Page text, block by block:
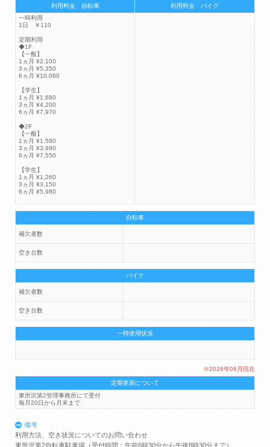
利用料金 自転車
利用料金 バイク
一時利用
1日 ￥110
定期利用
◆1F
【一般】
1ヵ月 ¥2,100
3ヵ月 ¥5,350
6ヵ月 ¥10,060
【学生】
1ヵ月 ¥1,680
3ヵ月 ¥4,200
6ヵ月 ¥7,970
◆2F
【一般】
1ヵ月 ¥1,580
3ヵ月 ¥3,990
6ヵ月 ¥7,550
【学生】
1ヵ月 ¥1,260
3ヵ月 ¥3,150
6ヵ月 ¥5,980
自転車
補欠者数
空き台数
バイク
補欠者数
空き台数
一時使用状況
※2026年06月現在
定期更新について
東所沢第2管理事務所にて受付
毎月20日から月末まで
備考
利用方法、空き状況についてのお問い合わせ
東所沢第2自転車駐車場（受付時間：午前6時30分から午後8時30分まで）